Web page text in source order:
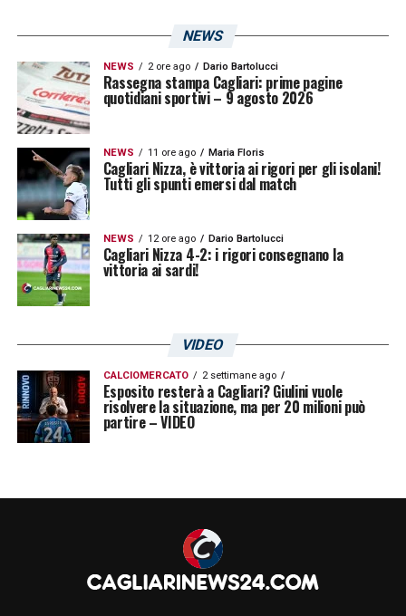
NEWS
NEWS 2 ore ago Dario Bartolucci
Rassegna stampa Cagliari: prime pagine
quotidiani sportivi – 9 agosto 2026
NEWS 11 ore ago Maria Floris
Cagliari Nizza, è vittoria ai rigori per gli isolani!
Tutti gli spunti emersi dal match
NEWS 12 ore ago Dario Bartolucci
Cagliari Nizza 4-2: i rigori consegnano la
vittoria ai sardi!
VIDEO
CALCIOMERCATO 2 settimane ago
Esposito resterà a Cagliari? Giulini vuole
risolvere la situazione, ma per 20 milioni può
partire – VIDEO